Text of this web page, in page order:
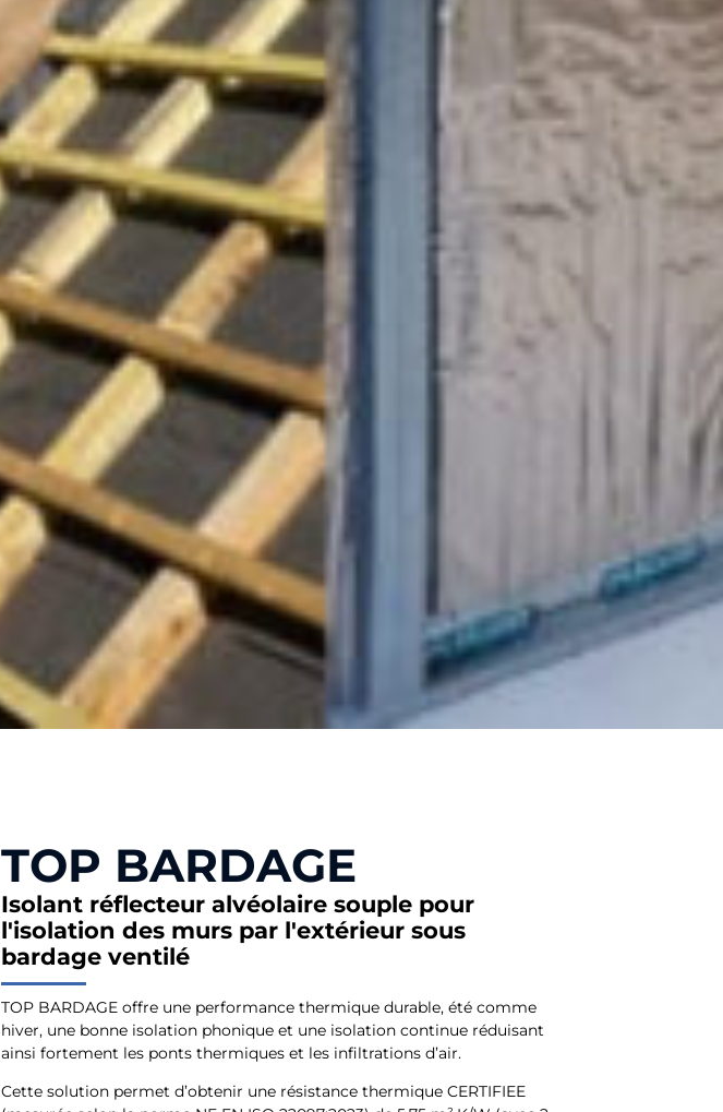
TOP BARDAGE
Isolant réflecteur alvéolaire souple pour
l'isolation des murs par l'extérieur sous
bardage ventilé
TOP BARDAGE offre une performance thermique durable, été comme
hiver, une bonne isolation phonique et une isolation continue réduisant
ainsi fortement les ponts thermiques et les infiltrations d’air.
Cette solution permet d’obtenir une résistance thermique CERTIFIEE